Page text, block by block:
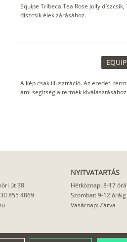
Equipe Tribeca Tea Rose Jolly
díszcsík élek zárásához.
A kép csak illusztráció. Az eredeti
ami segitség a termék
út 38.
855 4869
NYITVATARTÁS
Hétköznap: 8-17
Szombat: 9-12 óráig
Vasárnap: Zárva